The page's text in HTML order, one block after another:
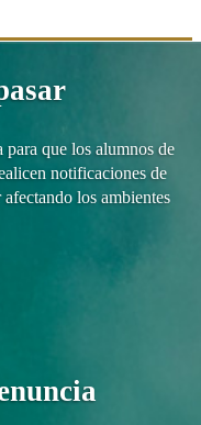
para que los alumnos de
notificaciones de
los ambientes